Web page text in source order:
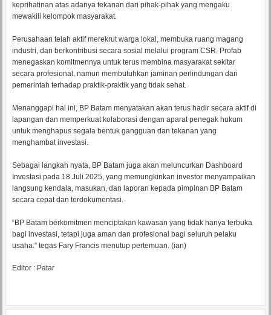
keprihatinan atas adanya tekanan dari pihak-pihak yang mengaku
mewakili kelompok masyarakat.
Perusahaan telah aktif merekrut warga lokal, membuka ruang magang
industri, dan berkontribusi secara sosial melalui program CSR. Profab
menegaskan komitmennya untuk terus membina masyarakat sekitar
secara profesional, namun membutuhkan jaminan perlindungan dari
pemerintah terhadap praktik-praktik yang tidak sehat.
Menanggapi hal ini, BP Batam menyatakan akan terus hadir secara aktif di
lapangan dan memperkuat kolaborasi dengan aparat penegak hukum
untuk menghapus segala bentuk gangguan dan tekanan yang
menghambat investasi.
Sebagai langkah nyata, BP Batam juga akan meluncurkan Dashboard
Investasi pada 18 Juli 2025, yang memungkinkan investor menyampaikan
langsung kendala, masukan, dan laporan kepada pimpinan BP Batam
secara cepat dan terdokumentasi.
“BP Batam berkomitmen menciptakan kawasan yang tidak hanya terbuka
bagi investasi, tetapi juga aman dan profesional bagi seluruh pelaku
usaha.” tegas Fary Francis menutup pertemuan. (ian)
Editor : Patar